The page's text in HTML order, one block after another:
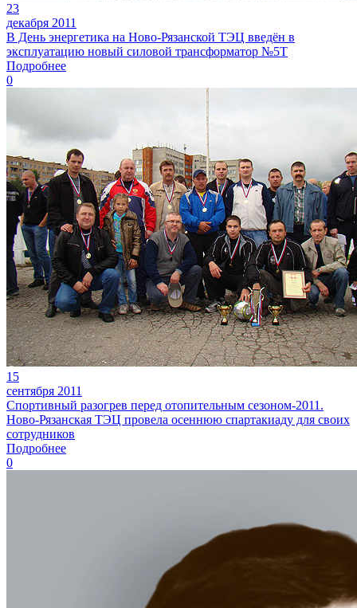
23
декабря 2011
В День энергетика на Ново-Рязанской ТЭЦ введён в
эксплуатацию новый силовой трансформатор №5Т
Подробнее
0
15
сентября 2011
Спортивный разогрев перед отопительным сезоном-2011.
Ново-Рязанская ТЭЦ провела осеннюю спартакиаду для своих
сотрудников
Подробнее
0